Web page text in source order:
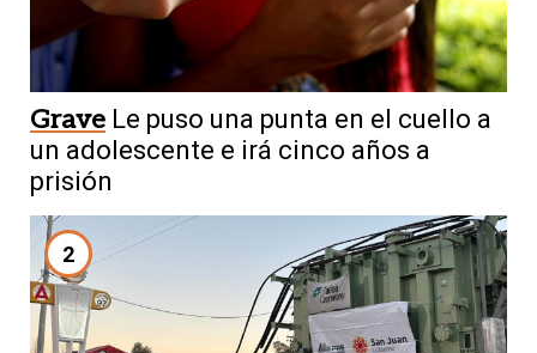
Grave Le puso una punta en el cuello a
un adolescente e irá cinco años a
prisión
2